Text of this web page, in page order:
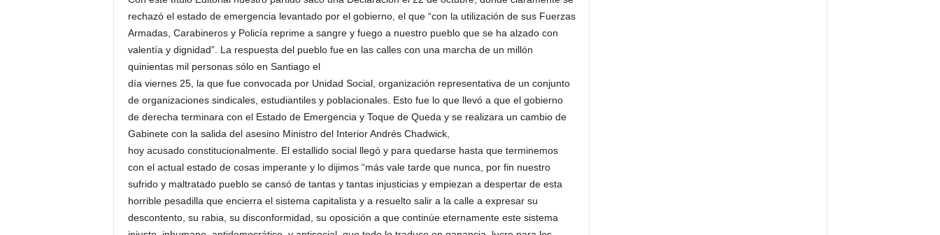
rechazó el estado de emergencia levantado por el gobierno, el que “con la utilización de sus Fuerzas
Armadas, Carabineros y Policía reprime a sangre y fuego a nuestro pueblo que se ha alzado con
valentía y dignidad”. La respuesta del pueblo fue en las calles con una marcha de un millón
quinientas mil personas sólo en Santiago el
día viernes 25, la que fue convocada por Unidad Social, organización representativa de un conjunto
de organizaciones sindicales, estudiantiles y poblacionales. Esto fue lo que llevó a que el gobierno
de derecha terminara con el Estado de Emergencia y Toque de Queda y se realizara un cambio de
Gabinete con la salida del asesino Ministro del Interior Andrés Chadwick,
hoy acusado constitucionalmente. El estallido social llegó y para quedarse hasta que terminemos
con el actual estado de cosas imperante y lo dijimos “más vale tarde que nunca, por fin nuestro
sufrido y maltratado pueblo se cansó de tantas y tantas injusticias y empiezan a despertar de esta
horrible pesadilla que encierra el sistema capitalista y a resuelto salir a la calle a expresar su
descontento, su rabia, su disconformidad, su oposición a que continúe eternamente este sistema